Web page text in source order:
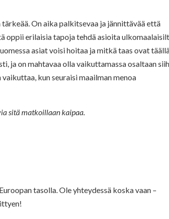
On aika palkitsevaa ja jännittävää että
oppii erilaisia tapoja tehdä asioita
asiat voisi hoitaa ja mitkä taas ovat
ja on mahtavaa olla vaikuttamassa osaltaan
kun seuraisi maailman menoa
sitä matkoillaan kaipaa.
tasolla. Ole yhteydessä koska vaan –